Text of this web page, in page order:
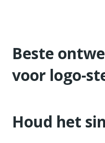
Beste
voor logo-
Houd het